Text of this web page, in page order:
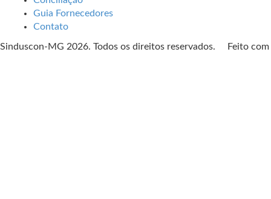
Guia Fornecedores
Contato
Sinduscon-MG 2026. Todos os direitos reservados. Feito com